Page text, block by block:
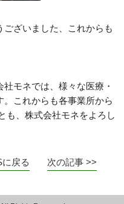
ざいました、これからも
モネでは、様々な医療・
これからも各事業所から
も、株式会社モネをよろし
戻る 次の記事 >>